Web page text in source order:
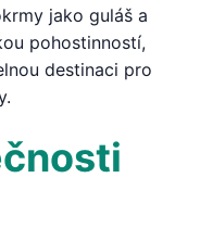
jako guláš a
pohostinností,
destinaci pro